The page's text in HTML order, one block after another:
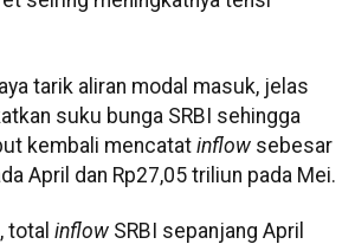
tarik aliran modal masuk, jelas
suku bunga SRBI sehingga
kembali mencatat inflow sebesar
April dan Rp27,05 triliun pada Mei.
total inflow SRBI sepanjang April